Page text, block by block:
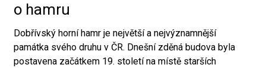
o hamru
Dobřívský horní hamr je největší a nejvýznamnější
památka svého druhu v ČR. Dnešní zděná budova byla
postavena začátkem 19. století na místě starších